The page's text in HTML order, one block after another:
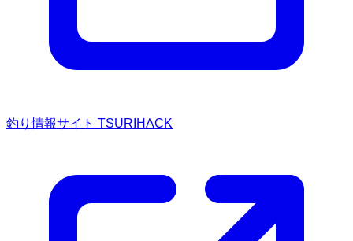
釣り情報サイト TSURIHACK